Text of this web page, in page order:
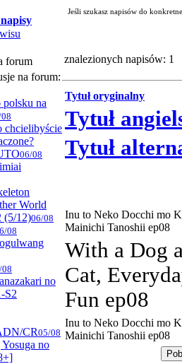
forum
na forum:
polsku na
chcielibyście
06/08
World
(5/12)06/08
08
no
S2
CR05/08
no
Jeśli szukasz napisów do
znalezionych napisów: 1
Tytuł oryginalny
Tytuł
Tytuł
Inu to Neko Docchi mo
Mainichi Tanoshii ep08
With a Dog
Cat,
Fun ep08
Inu to Neko Docchi mo
Mainichi Tanoshii ep08